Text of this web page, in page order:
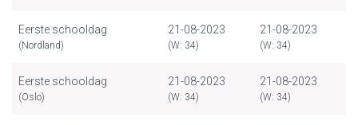
Eerste schooldag
(Nordland)
21-08-2023
(W: 34)
21-08-2023
(W: 34)
Eerste schooldag
(Oslo)
21-08-2023
(W: 34)
21-08-2023
(W: 34)